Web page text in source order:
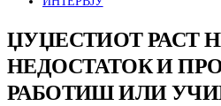
ЏУЏЕСТИОТ РАСТ
НЕДОСТАТОК И
РАБОТИШ ИЛИ